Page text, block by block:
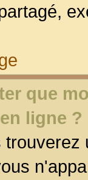
que
ligne ?